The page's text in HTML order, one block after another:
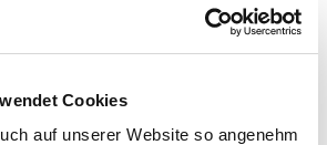
Cookies
auf unserer Website so angenehm
hm,